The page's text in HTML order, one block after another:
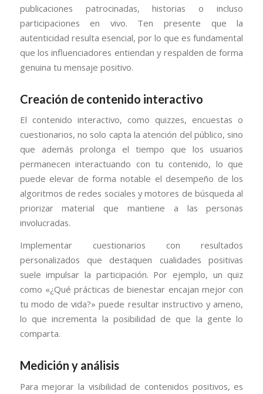
publicaciones patrocinadas, historias o incluso
participaciones en vivo. Ten presente que la
autenticidad resulta esencial, por lo que es fundamental
que los influenciadores entiendan y respalden de forma
genuina tu mensaje positivo.
Creación de contenido interactivo
El contenido interactivo, como quizzes, encuestas o
cuestionarios, no solo capta la atención del público, sino
que además prolonga el tiempo que los usuarios
permanecen interactuando con tu contenido, lo que
puede elevar de forma notable el desempeño de los
algoritmos de redes sociales y motores de búsqueda al
priorizar material que mantiene a las personas
involucradas.
Implementar cuestionarios con resultados
personalizados que destaquen cualidades positivas
suele impulsar la participación. Por ejemplo, un quiz
como «¿Qué prácticas de bienestar encajan mejor con
tu modo de vida?» puede resultar instructivo y ameno,
lo que incrementa la posibilidad de que la gente lo
comparta.
Medición y análisis
Para mejorar la visibilidad de contenidos positivos, es